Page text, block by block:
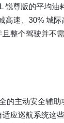
锐尊版的平均油
高速、30% 城
整个驾驶并不
的主动安全辅助
应巡航系统这